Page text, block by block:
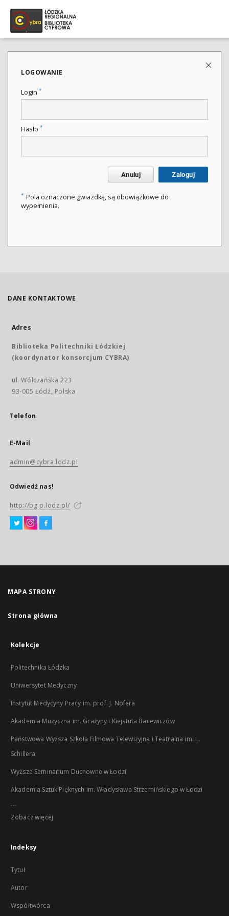
LOGOWANIE
Login *
Hasło *
Anuluj Zaloguj
* Pola oznaczone gwiazdką, są obowiązkowe do
wypełnienia.
DANE KONTAKTOWE
Adres
Biblioteka Politechniki Łódzkiej
(koordynator konsorcjum CYBRA)
ul. Wólczańska 223
93-005 Łódź, Polska
Telefon
E-Mail
admin@cybra.lodz.pl
Odwiedź nas!
http://bg.p.lodz.pl/
MAPA STRONY
Strona główna
Kolekcje
Politechnika Łódzka
Uniwersytet Medyczny
Instytut Medycyny Pracy im. prof. J. Nofera
Akademia Muzyczna im. Grażyny i Kiejstuta Bacewiczów
Państwowa Wyższa Szkoła Filmowa Telewizyjna i Teatralna im. L.
Schillera
Wyższe Seminarium Duchowne w Łodzi
Akademia Sztuk Pięknych im. Władysława Strzemińskiego w Łodzi
...
Zobacz więcej
Indeksy
Tytuł
Autor
Współtwórca